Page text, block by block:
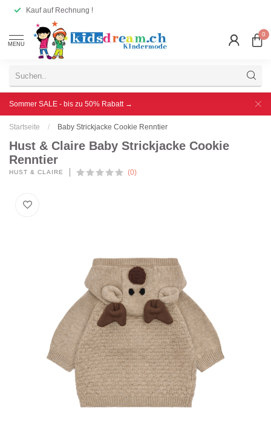
Kauf auf Rechnung !
MENU
0
Sommer SALE - bis zu 50% Rabatt →
Startseite / Baby Strickjacke Cookie Renntier
Hust & Claire Baby Strickjacke Cookie
Renntier
HUST & CLAIRE (0)